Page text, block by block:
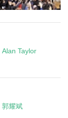
Alan Taylor
郭耀斌